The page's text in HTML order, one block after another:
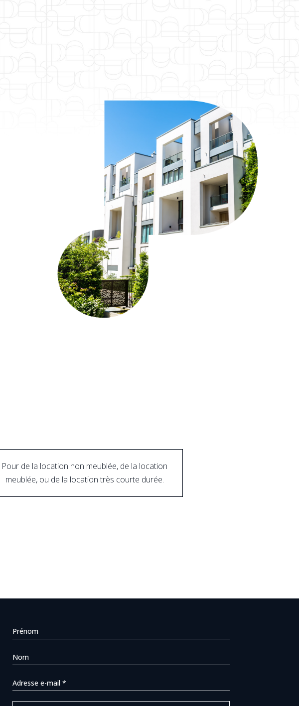
Pour de la location non meublée, de la location
meublée, ou de la location très courte durée.